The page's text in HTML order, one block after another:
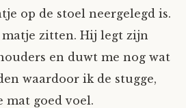
op de stoel neergelegd is.
zitten. Hij legt zijn
en duwt me nog wat
waardoor ik de stugge,
mat goed voel.